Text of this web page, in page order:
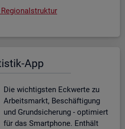
App
Die wich­tigs­ten Eck­wer­te zu
Ar­beits­markt, Be­schäf­ti­gung
und Grund­si­che­rung - op­ti­miert
für das Smart­pho­ne. Ent­hält